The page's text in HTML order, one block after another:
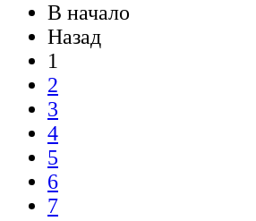
В начало
Назад
1
2
3
4
5
6
7